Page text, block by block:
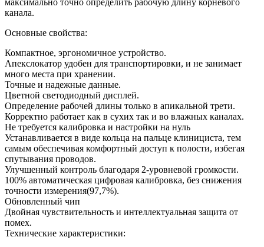
канала.
Основные свойства:
Компактное, эргономичное устройство.
Апекслокатор удобен для транспортировки, и не занимает
много места при хранении.
Точные и надежные данные.
Цветной светодиодный дисплей.
Определение рабочей длины только в апикальной трети.
Корректно работает как в сухих так и во влажных каналах.
Не требуется калибровка и настройки на нуль
Устанавливается в виде кольца на пальце клинициста, тем
самым обеспечивая комфортный доступ к полости, избегая
спутывания проводов.
Улучшенный контроль благодаря 2-уровневой громкости.
100% автоматическая цифровая калибровка, без снижения
точности измерения(97,7%).
Обновленный чип
Двойная чувствительность и интеллектуальная защита от
помех.
Технические характеристики: